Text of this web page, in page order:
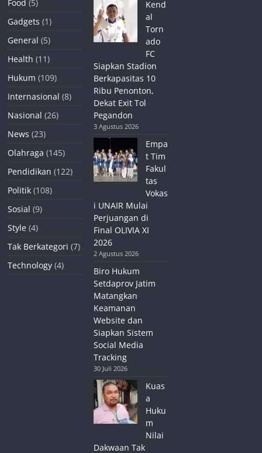
Food (5)
Gadgets (1)
General (5)
Health (11)
Hukum (109)
Internasional (8)
Nasional (26)
News (23)
Olahraga (145)
Pendidikan (122)
Politik (108)
Sosial (9)
Style (4)
Tak Berkategori (7)
Technology (4)
Kend
al
Torn
ado
FC
Siapkan Stadion
Berkapasitas 10
Ribu Penonton,
Dekat Exit Tol
Pegandon
3 Agustus 2026
Empa
t Tim
Fakul
tas
Vokas
i UNAIR Mulai
Perjuangan di
Final OLIVIA XI
2026
2 Agustus 2026
Biro Hukum
Setdaprov Jatim
Matangkan
Keamanan
Website dan
Siapkan Sistem
Social Media
Tracking
30 Juli 2026
Kuas
a
Huku
m
Nilai
Dakwaan Tak